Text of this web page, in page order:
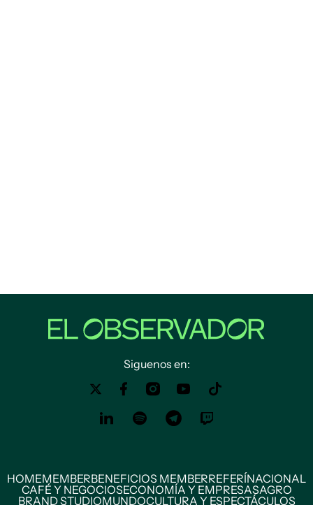
Siguenos en:
HOMEMEMBERBENEFICIOS MEMBERREFERÍNACIONAL
CAFÉ Y NEGOCIOSECONOMÍA Y EMPRESASAGRO
BRAND STUDIOMUNDOCULTURA Y ESPECTÁCULOS